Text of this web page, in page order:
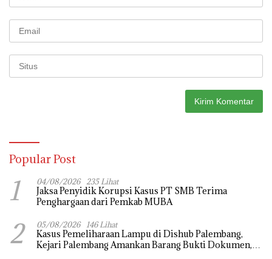
Popular Post
1 04/08/2026 235 Lihat
Jaksa Penyidik Korupsi Kasus PT SMB Terima
Penghargaan dari Pemkab MUBA
2 05/08/2026 146 Lihat
Kasus Pemeliharaan Lampu di Dishub Palembang,
Kejari Palembang Amankan Barang Bukti Dokumen,